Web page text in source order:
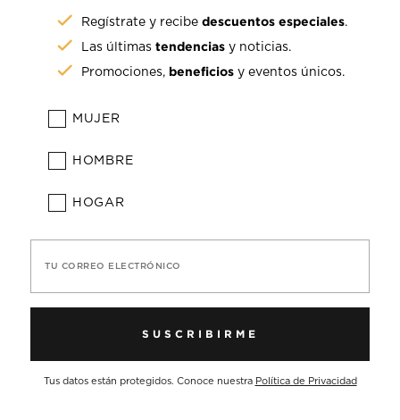
Regístrate y recibedescuentos especiales.
Las últimastendencias y noticias.
Promociones, beneficios y eventos únicos.
MUJER
HOMBRE
HOGAR
TU CORREO ELECTRÓNICO
SUSCRIBIRME
Tus datos están protegidos. Conoce nuestra Política de Privacidad